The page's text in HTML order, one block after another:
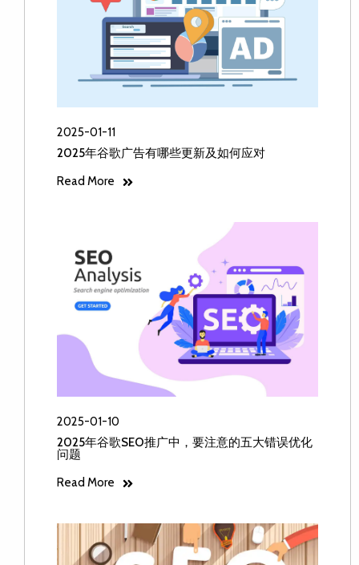
2025-01-11
2025年谷歌广告有哪些更新及如何应对
Read More
2025-01-10
2025年谷歌SEO推广中，要注意的五大错误优化
问题
Read More